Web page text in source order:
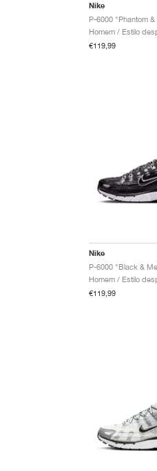
Nike
P-6000 "Phantom
€119,99
Nike
P-6000 "Black &
€119,99